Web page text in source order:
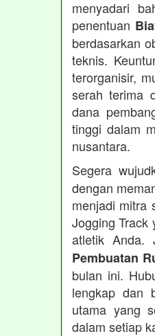
menyadari
penentuan
berdasarkan
teknis.
terorganisir,
serah terima
dana
tinggi dalam
nusantara.
Segera
dengan
menjadi mitra
Jogging Track
atletik Anda.
Pembuatan
bulan ini.
lengkap dan
utama yang
dalam setiap